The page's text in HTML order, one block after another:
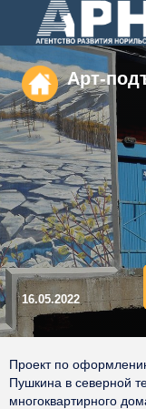
Арт-
16.05.2022
Проект по
Пушкина в северной
многоквартирного